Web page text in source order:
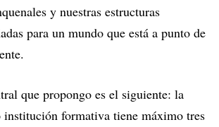
y nuestras estructuras
para un mundo que está a punto de
que propongo es el siguiente: la
institución formativa tiene máximo tres